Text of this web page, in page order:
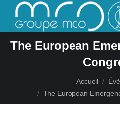
The European
Accueil
The European